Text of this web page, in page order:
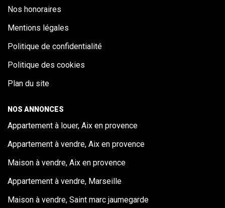
Nos honoraires
Mentions légales
Politique de confidentialité
Politique des cookies
Plan du site
NOS ANNONCES
Appartement à louer, Aix en provence
Appartement à vendre, Aix en provence
Maison à vendre, Aix en provence
Appartement à vendre, Marseille
Maison à vendre, Saint marc jaumegarde